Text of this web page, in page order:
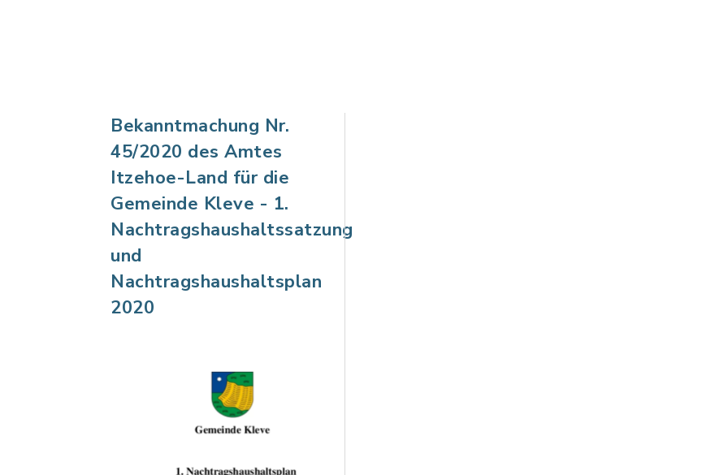
Bekanntmachung Nr.
45/2020 des Amtes
Itzehoe-Land für die
Gemeinde Kleve - 1.
Nachtragshaushaltssatzung
und
Nachtragshaushaltsplan
2020